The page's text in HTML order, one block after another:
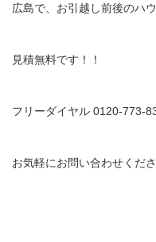
広島で、お引越し前後のハ
見積無料です！！
フリーダイヤル 0120-
お気軽にお問い合わせくださ